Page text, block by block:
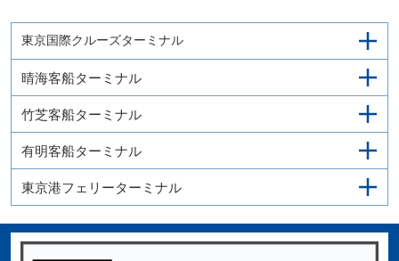
東京国際クルーズターミナル
晴海客船ターミナル
竹芝客船ターミナル
有明客船ターミナル
東京港フェリーターミナル